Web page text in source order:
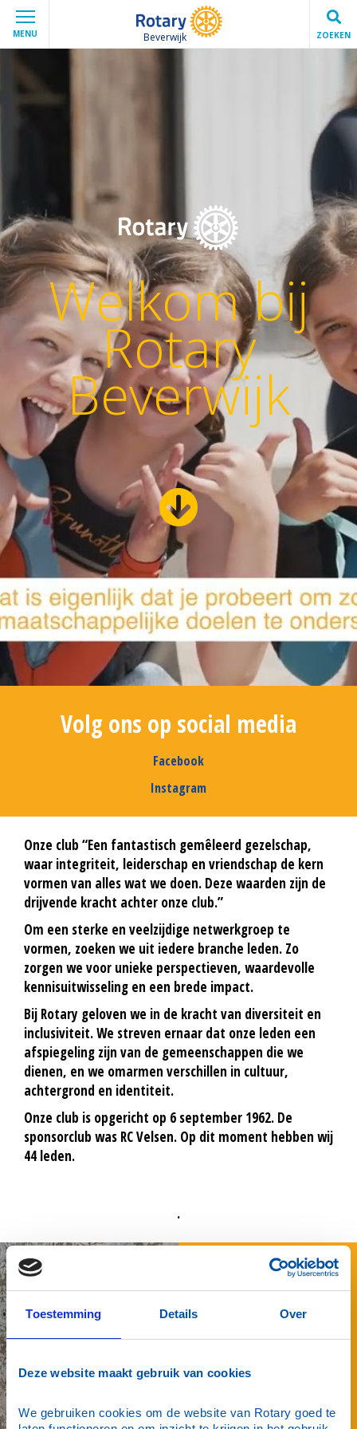
Toestemming Details Over
Deze website maakt gebruik van cookies
We gebruiken cookies om de website van Rotary goed te
MENU Beverwijk ZOEKEN
Welkom bij
Rotary
Beverwijk
Volg ons op social media
Facebook
Instagram
Onze club “Een fantastisch gemêleerd gezelschap,
waar integriteit, leiderschap en vriendschap de kern
vormen van alles wat we doen. Deze waarden zijn de
drijvende kracht achter onze club.”
Om een sterke en veelzijdige netwerkgroep te
vormen, zoeken we uit iedere branche leden. Zo
zorgen we voor unieke perspectieven, waardevolle
kennisuitwisseling en een brede impact.
Bij Rotary geloven we in de kracht van diversiteit en
inclusiviteit. We streven ernaar dat onze leden een
afspiegeling zijn van de gemeenschappen die we
dienen, en we omarmen verschillen in cultuur,
achtergrond en identiteit.
Onze club is opgericht op 6 september 1962. De
sponsorclub was RC Velsen. Op dit moment hebben wij
44 leden.
.
Wat een geslaagde
editie van Hap, Tap
Beverwijk
was het een